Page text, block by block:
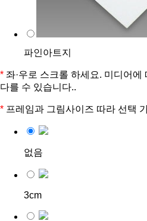
파인아트지
* 좌·우로 스크롤 하세요. 미디어에
다를 수 있습니다..
* 프레임과 그림사이즈 따라 선택
없음
3cm